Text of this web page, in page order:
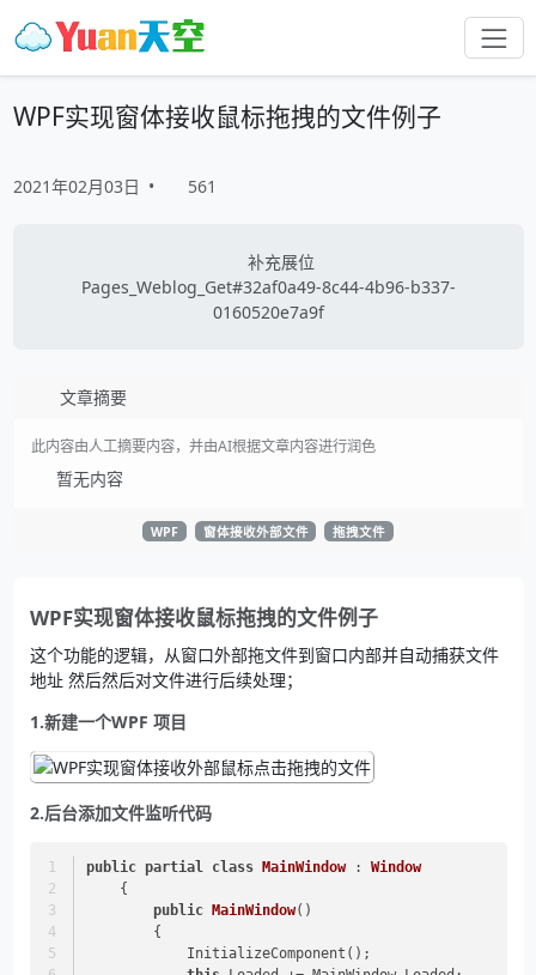
WPF实现窗体接收鼠标拖拽的文件例子
2021年02月03日 • 561
补充展位
Pages_Weblog_Get#32af0a49-8c44-4b96-b337-
0160520e7a9f
文章摘要
此内容由人工摘要内容，并由AI根据文章内容进行润色
暂无内容
WPF 窗体接收外部文件 拖拽文件
WPF实现窗体接收鼠标拖拽的文件例子
这个功能的逻辑，从窗口外部拖文件到窗口内部并自动捕获文件
地址 然后然后对文件进行后续处理；
1.新建一个WPF 项目
2.后台添加文件监听代码
public partial class MainWindow : Window
    {
public
MainWindow()
        {
            InitializeComponent();